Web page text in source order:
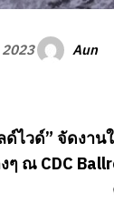
Aun
ด์ไวด์” จัดงา
ๆ ณ CDC